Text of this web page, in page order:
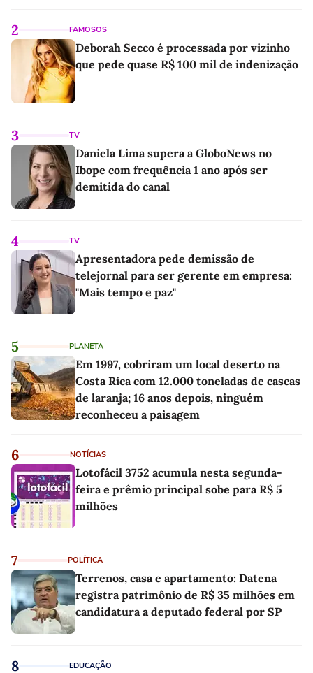
2 FAMOSOS
Deborah Secco é processada por vizinho
que pede quase R$ 100 mil de indenização
3 TV
Daniela Lima supera a GloboNews no
Ibope com frequência 1 ano após ser
demitida do canal
4 TV
Apresentadora pede demissão de
telejornal para ser gerente em empresa:
"Mais tempo e paz"
5 PLANETA
Em 1997, cobriram um local deserto na
Costa Rica com 12.000 toneladas de cascas
de laranja; 16 anos depois, ninguém
reconheceu a paisagem
6 NOTÍCIAS
Lotofácil 3752 acumula nesta segunda-
feira e prêmio principal sobe para R$ 5
milhões
7 POLÍTICA
Terrenos, casa e apartamento: Datena
registra patrimônio de R$ 35 milhões em
candidatura a deputado federal por SP
8 EDUCAÇÃO